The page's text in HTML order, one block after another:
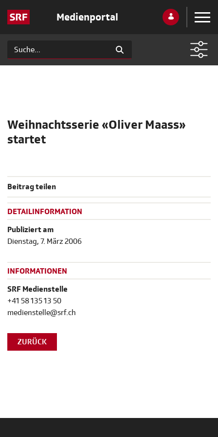
Medienportal
Weihnachtsserie «Oliver Maass»
startet
Beitrag teilen
DETAILINFORMATION
Publiziert am
Dienstag, 7. März 2006
INFORMATIONEN
SRF Medienstelle
+41 58 135 13 50
medienstelle@srf.ch
ZURÜCK